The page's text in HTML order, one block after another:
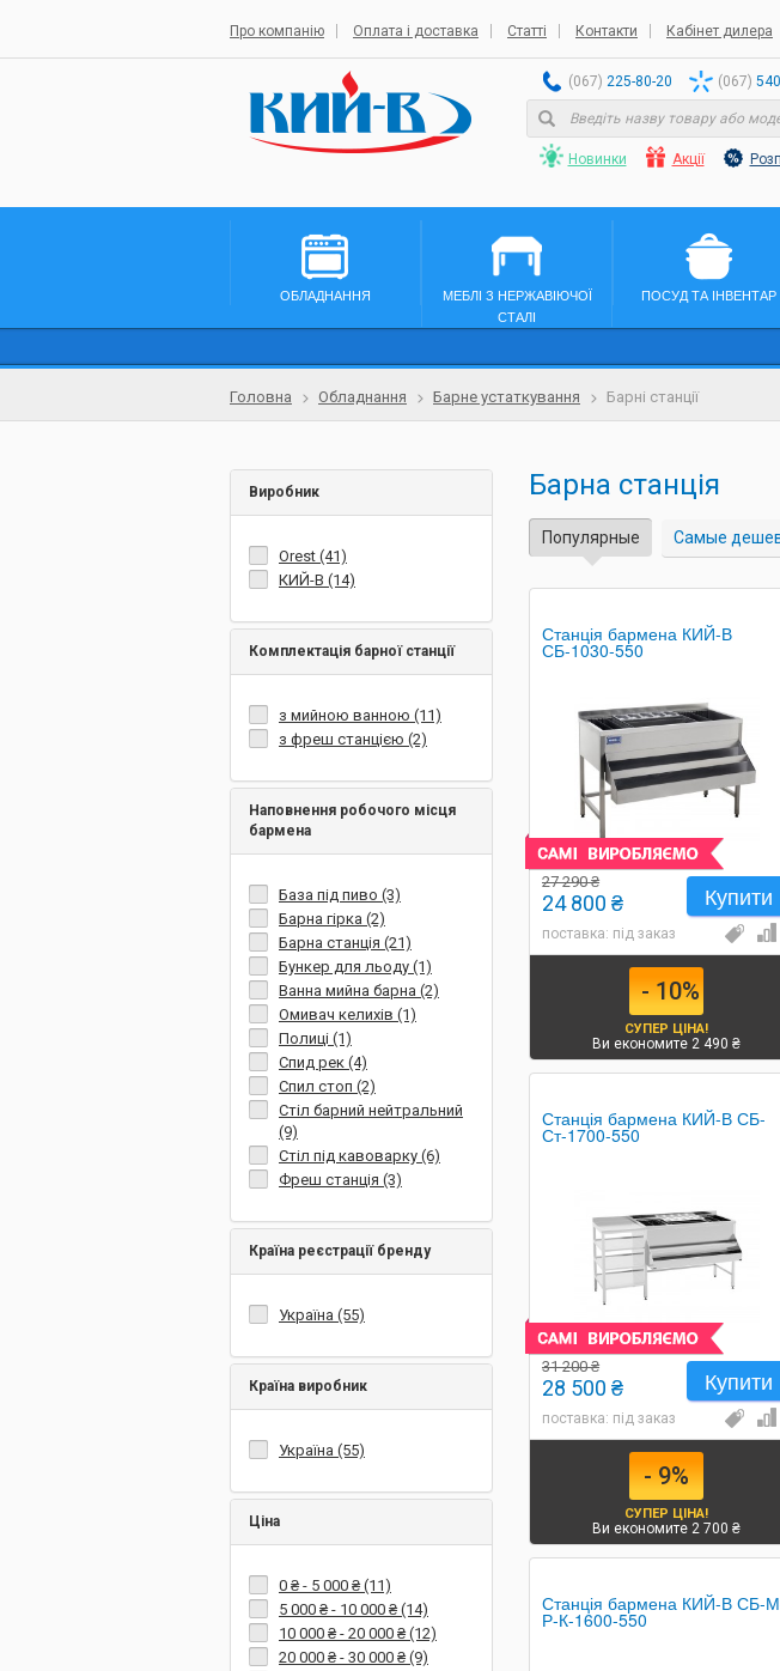
Про компанію Оплата і доставка Статті Контакти Кабінет дилера
(067) 225-80-20 (067)
Новинки Акції
ОБЛАДНАННЯ
МЕБЛІ З НЕРЖАВІЮЧОЇ
СТАЛІ
ПОСУД ТА ІНВЕНТАР
Головна Обладнання Барне устаткування Барні станції
Барна станція
Популярные Самые
Станція бармена КИЙ-В
СБ-1030-550
Купити
27 290 ₴
24 800 ₴
поставка: під заказ
- 10%
СУПЕР ЦІНА!
Ви економите 2 490 ₴
Станція бармена КИЙ-В СБ-
Ст-1700-550
Купити
31 200 ₴
28 500 ₴
поставка: під заказ
- 9%
СУПЕР ЦІНА!
Ви економите 2 700 ₴
Станція бармена КИЙ-В СБ-
Р-К-1600-550
Виробник
Orest (41)
КИЙ-В (14)
Комплектація барної станції
з мийною ванною (11)
з фреш станцією (2)
Наповнення робочого місця
бармена
База під пиво (3)
Барна гірка (2)
Барна станція (21)
Бункер для льоду (1)
Ванна мийна барна (2)
Омивач келихів (1)
Полиці (1)
Спид рек (4)
Спил стоп (2)
Стіл барний нейтральний
(9)
Стіл під кавоварку (6)
Фреш станція (3)
Країна реєстрації бренду
Україна (55)
Країна виробник
Україна (55)
Ціна
0 ₴- 5 000 ₴(11)
5 000 ₴- 10 000 ₴(14)
10 000 ₴- 20 000 ₴(12)
20 000 ₴- 30 000 ₴(9)